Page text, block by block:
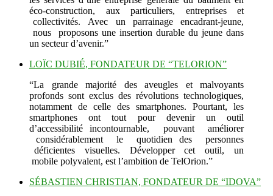
éco-construction, aux particuliers, entreprises et
collectivités. Avec un parrainage encadrant-jeune,
nous proposons une insertion durable du jeune dans
un secteur d’avenir.”
LOÏC DUBIÉ, FONDATEUR DE “TELORION”
“La grande majorité des aveugles et malvoyants
profonds sont exclus des révolutions technologiques,
notamment de celle des smartphones. Pourtant, les
smartphones ont tout pour devenir un outil
d’accessibilité incontournable, pouvant améliorer
considérablement le quotidien des personnes
déficientes visuelles. Développer cet outil, un
mobile polyvalent, est l’ambition de TelOrion.”
SÉBASTIEN CHRISTIAN, FONDATEUR DE “IDOVA”